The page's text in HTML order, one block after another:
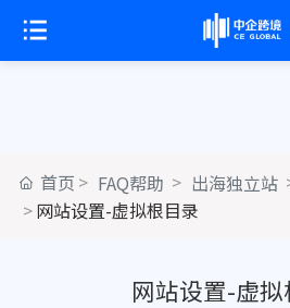
首页 FAQ帮助 出海独立站
网站设置-虚拟根目录
网站设置-虚